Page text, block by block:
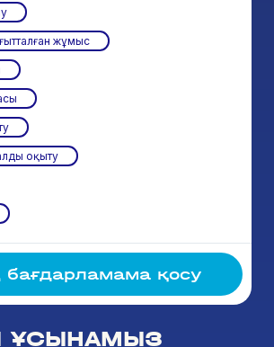
жұмыс
оқыту
бағдарламама қосу
ҰСЫНАМЫЗ